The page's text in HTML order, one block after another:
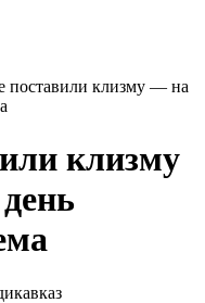
поставили клизму — на
клизму